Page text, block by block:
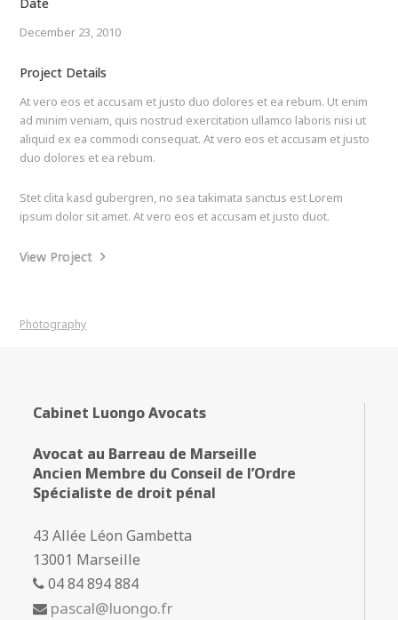
December 23, 2010
Project Details
At vero eos et accusam et justo duo dolores et ea rebum. Ut enim
ad minim veniam, quis nostrud exercitation ullamco laboris nisi ut
aliquid ex ea commodi consequat. At vero eos et accusam et justo
duo dolores et ea rebum.
Stet clita kasd gubergren, no sea takimata sanctus est Lorem
ipsum dolor sit amet. At vero eos et accusam et justo duot.
View Project
Photography
Cabinet Luongo Avocats
Avocat au Barreau de Marseille
Ancien Membre du Conseil de l’Ordre
Spécialiste de droit pénal
43 Allée Léon Gambetta
13001 Marseille
04 84 894 884
pascal@luongo.fr